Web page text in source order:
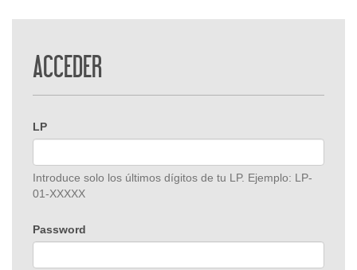
ACCEDER
LP
Introduce solo los últimos dígitos de tu LP. Ejemplo: LP-
01-XXXXX
Password